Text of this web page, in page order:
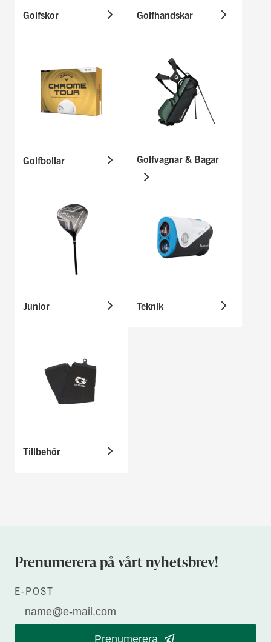
Golfskor Golfhandskar
Golfbollar Golfvagnar & Bagar
Junior Teknik
Tillbehör
Prenumerera på vårt nyhetsbrev!
E-POST
Prenumerera